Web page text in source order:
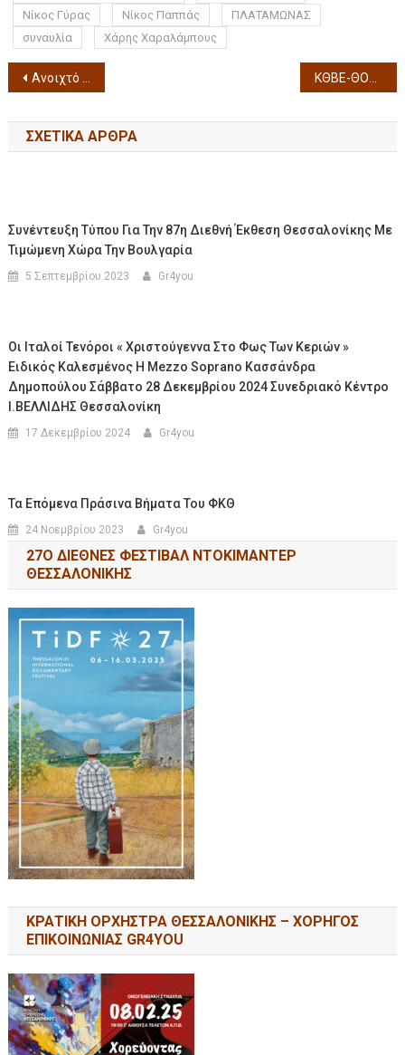
Νίκος Γύρας Νίκος Παππάς
ΠΛΑΤΑΜΩΝΑΣ
συναυλία
Χάρης Χαραλάμπους
Ανοιχτό θέατρο Συκεών « M. Κατράκης» Χορικά Ύδατα σε κείμενο-σκηνοθεσία της Λίνας Νικολακοπούλου την ΠΕΜΠΤΗ 17 ΙΟΥΛΙΟΥ 2025
ΣΧΕΤΙΚΆ ΆΡΘΡΑ
Συνέντευξη Τύπου Για Την 87η Διεθνή Έκθεση Θεσσαλονίκης Με
Τιμώμενη Χώρα Την Βουλγαρία
5 Σεπτεμβρίου 2023 Gr4you
Οι Ιταλοί Τενόροι « Χριστούγεννα Στο Φως Των Κεριών »
Ειδικός Καλεσμένος Η Mezzo Soprano Κασσάνδρα
Δημοπούλου Σάββατο 28 Δεκεμβρίου 2024 Συνεδριακό Κέντρο
Ι.ΒΕΛΛΙΔΗΣ Θεσσαλονίκη
17 Δεκεμβρίου 2024 Gr4you
Τα Επόμενα Πράσινα Βήματα Του ΦΚΘ
24 Νοεμβρίου 2023 Gr4you
27Ο ΔΙΕΘΝΕΣ ΦΕΣΤΙΒΑΛ ΝΤΟΚΙΜΑΝΤΕΡ
ΘΕΣΣΑΛΟΝΙΚΗΣ
ΚΡΑΤΙΚΗ ΟΡΧΗΣΤΡΑ ΘΕΣΣΑΛΟΝΙΚΗΣ – ΧΟΡΗΓΟΣ
ΕΠΙΚΟΙΝΩΝΙΑΣ GR4YOU